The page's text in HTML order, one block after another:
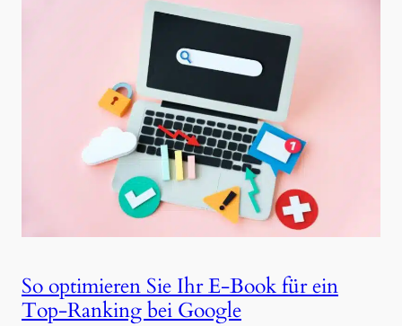
So optimieren Sie Ihr E-Book für ein
Top-Ranking bei Google